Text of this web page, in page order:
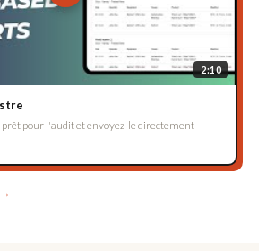
2:10
pour l'audit et envoyez-le directement
→